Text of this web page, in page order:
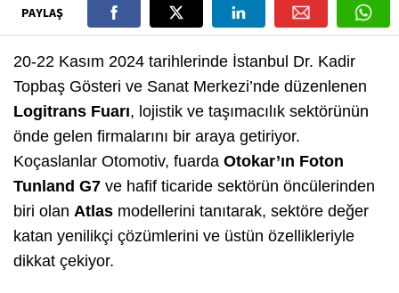
PAYLAŞ
20-22 Kasım 2024 tarihlerinde İstanbul Dr. Kadir
Topbaş Gösteri ve Sanat Merkezi’nde düzenlenen
Logitrans Fuarı, lojistik ve taşımacılık sektörünün
önde gelen firmalarını bir araya getiriyor.
Koçaslanlar Otomotiv, fuarda Otokar’ın Foton
Tunland G7 ve hafif ticaride sektörün öncülerinden
biri olan Atlas modellerini tanıtarak, sektöre değer
katan yenilikçi çözümlerini ve üstün özellikleriyle
dikkat çekiyor.